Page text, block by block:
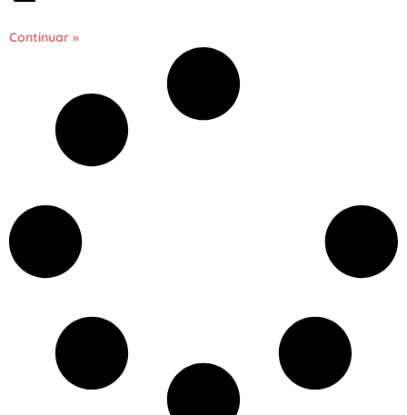
Continuar »